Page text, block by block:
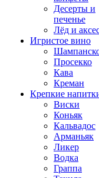
Десерты и
печенье
Лёд и
Игристое вино
Просекко
Кава
Креман
Крепкие
Виски
Коньяк
Кальвадос
Арманьяк
Ликер
Водка
Граппа